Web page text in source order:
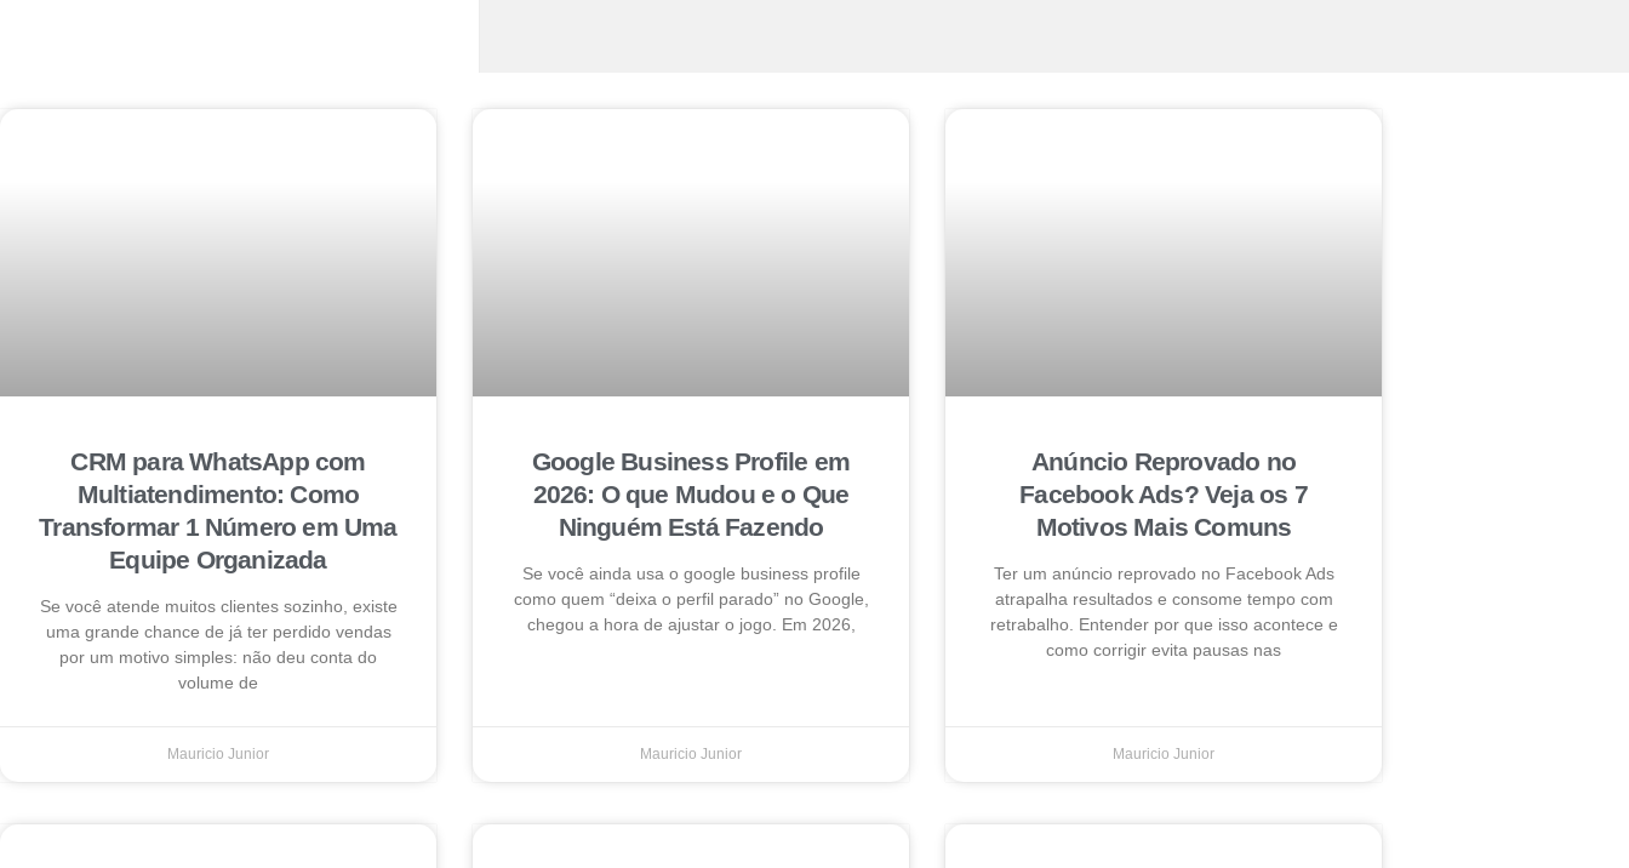
CRM para WhatsApp com
Multiatendimento: Como
Transformar 1 Número em Uma
Equipe Organizada
Se você atende muitos clientes sozinho, existe
uma grande chance de já ter perdido vendas
por um motivo simples: não deu conta do
volume de
Mauricio Junior
Google Business Profile em
2026: O que Mudou e o Que
Ninguém Está Fazendo
Se você ainda usa o google business profile
como quem “deixa o perfil parado” no Google,
chegou a hora de ajustar o jogo. Em 2026,
Mauricio Junior
Anúncio Reprovado no
Facebook Ads? Veja os 7
Motivos Mais Comuns
Ter um anúncio reprovado no Facebook Ads
atrapalha resultados e consome tempo com
retrabalho. Entender por que isso acontece e
como corrigir evita pausas nas
Mauricio Junior